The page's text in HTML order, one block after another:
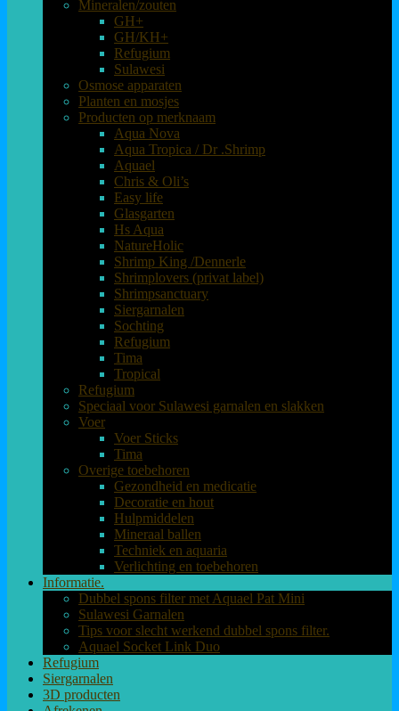
Mineralen/zouten
GH+
GH/KH+
Refugium
Sulawesi
Osmose apparaten
Planten en mosjes
Producten op merknaam
Aqua Nova
Aqua Tropica / Dr .Shrimp
Aquael
Chris & Oli’s
Easy life
Glasgarten
Hs Aqua
NatureHolic
Shrimp King /Dennerle
Shrimplovers (privat label)
Shrimpsanctuary
Siergarnalen
Sochting
Refugium
Tima
Tropical
Refugium
Speciaal voor Sulawesi garnalen en slakken
Voer
Voer Sticks
Tima
Overige toebehoren
Gezondheid en medicatie
Decoratie en hout
Hulpmiddelen
Mineraal ballen
Techniek en aquaria
Verlichting en toebehoren
Informatie.
Dubbel spons filter met Aquael Pat Mini
Sulawesi Garnalen
Tips voor slecht werkend dubbel spons filter.
Aquael Socket Link Duo
Refugium
Siergarnalen
3D producten